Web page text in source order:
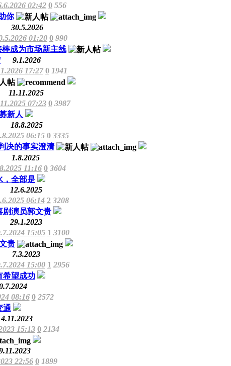
02:42 0 556
你
30.5.2026
01:20 0 990
成为市场新主线
9.1.2026
17:27 0 1941
11.11.2025
07:23 0 3987
新人
18.8.2025
06:15 0 3335
决的事实澄清
1.8.2025
11:16 0 3604
，全部是
12.6.2025
06:14 2 3208
剧演员郭文贵
29.1.2023
15:05 1 3100
贵
7.3.2023
15:00 1 2956
希望成功
08:16 0 2572
通
15:13 0 2134
22:56 0 1899